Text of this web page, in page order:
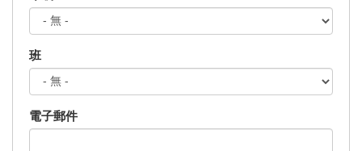
班
電子郵件